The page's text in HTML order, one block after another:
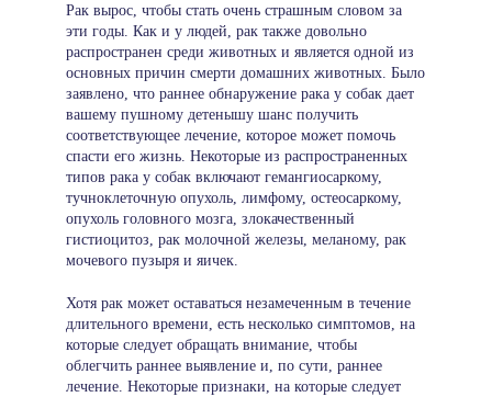
Рак вырос, чтобы стать очень страшным словом за
эти годы. Как и у людей, рак также довольно
распространен среди животных и является одной из
основных причин смерти домашних животных. Было
заявлено, что раннее обнаружение рака у собак дает
вашему пушному детенышу шанс получить
соответствующее лечение, которое может помочь
спасти его жизнь. Некоторые из распространенных
типов рака у собак включают гемангиосаркому,
тучноклеточную опухоль, лимфому, остеосаркому,
опухоль головного мозга, злокачественный
гистиоцитоз, рак молочной железы, меланому, рак
мочевого пузыря и яичек.
Хотя рак может оставаться незамеченным в течение
длительного времени, есть несколько симптомов, на
которые следует обращать внимание, чтобы
облегчить раннее выявление и, по сути, раннее
лечение. Некоторые признаки, на которые следует